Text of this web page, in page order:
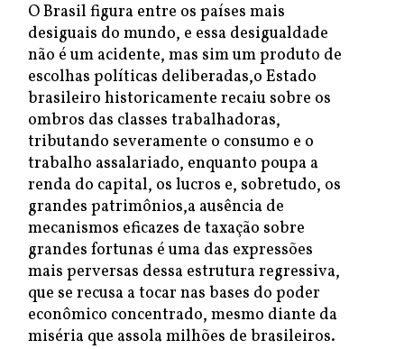
O Brasil figura entre os países mais
desiguais do mundo, e essa desigualdade
não é um acidente, mas sim um produto de
escolhas políticas deliberadas,o Estado
brasileiro historicamente recaiu sobre os
ombros das classes trabalhadoras,
tributando severamente o consumo e o
trabalho assalariado, enquanto poupa a
renda do capital, os lucros e, sobretudo, os
grandes patrimônios,a ausência de
mecanismos eficazes de taxação sobre
grandes fortunas é uma das expressões
mais perversas dessa estrutura regressiva,
que se recusa a tocar nas bases do poder
econômico concentrado, mesmo diante da
miséria que assola milhões de brasileiros.